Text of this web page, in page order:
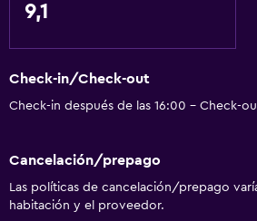
Aseo
Papel higiénico
9,1
Check-in/Check-out
Check-in después de las 16:00 - Check-
Cancelación/prepago
Las políticas de cancelación/prepago
habitación y el proveedor.